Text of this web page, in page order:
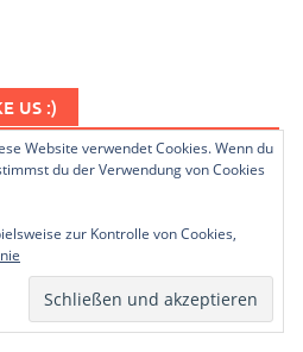
US :)
Website verwendet Cookies. Wenn du
du der Verwendung von Cookies
zur Kontrolle von Cookies,